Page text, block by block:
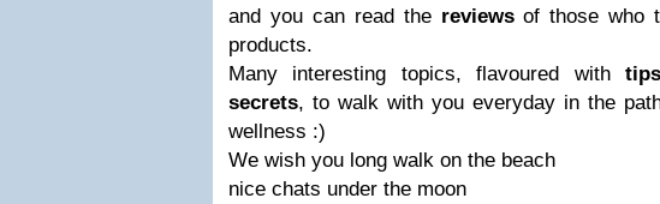
and you can read the reviewsof those who
products.
Many interesting topics, flavoured withtips
secrets, to walk with you everyday in the
wellness :)
We wish you long walk on the beach
nice chats under the moon